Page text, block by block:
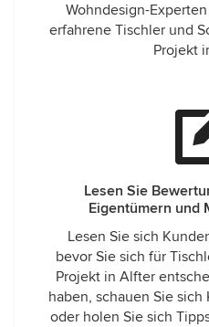
Wohndesign-
erfahrene Tischler und
Projekt
Lesen Sie
Eigentümern und
Lesen Sie sich
bevor Sie sich für
Projekt in Alfter
haben, schauen Sie
oder holen Sie sich